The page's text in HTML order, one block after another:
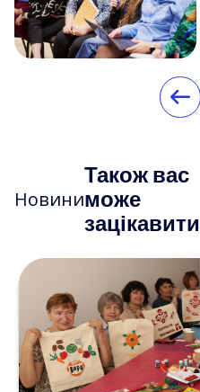
Новини
Також вас
може
зацікавити